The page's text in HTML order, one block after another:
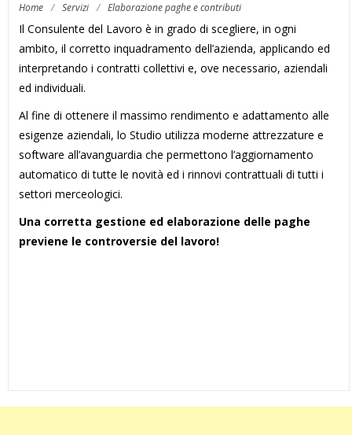
Home / Servizi / Elaborazione paghe e contributi
Il Consulente del Lavoro è in grado di scegliere, in ogni
ambito, il corretto inquadramento dell’azienda, applicando ed
interpretando i contratti collettivi e, ove necessario, aziendali
ed individuali.
Al fine di ottenere il massimo rendimento e adattamento alle
esigenze aziendali, lo Studio utilizza moderne attrezzature e
software all’avanguardia che permettono l’aggiornamento
automatico di tutte le novità ed i rinnovi contrattuali di tutti i
settori merceologici.
Una corretta gestione ed elaborazione delle paghe
previene le controversie del lavoro!